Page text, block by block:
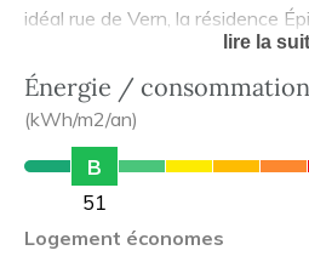
idéal rue de Vern, la résidence
desservie et reliée au centre-
réseau de transports en
également un accès rapide à la
lire la
Énergie / consommation
(kWh/m2/an)
B
51
Logement économes